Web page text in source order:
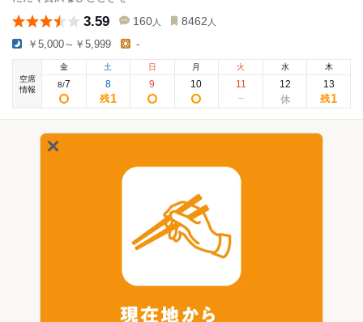
3.59 160 人 8462 人
￥5,000～￥5,999 -
空席
情報
金
8/7
土
8
残1
日
9
月
10
火
11
水
12
木
13
残1